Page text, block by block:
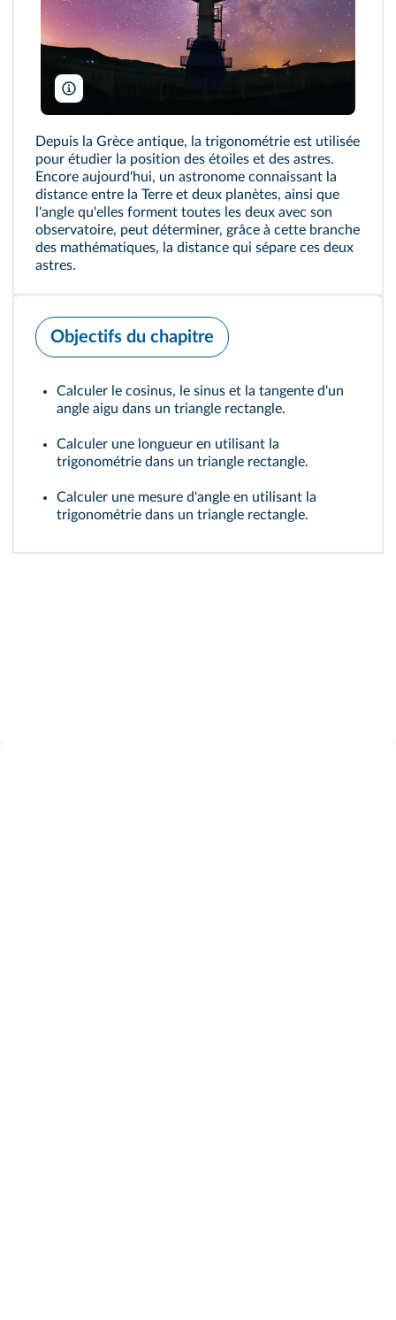
Depuis la Grèce antique, la trigonométrie est utilisée
pour étudier la position des étoiles et des astres.
Encore aujourd'hui, un astronome connaissant la
distance entre la Terre et deux planètes, ainsi que
l'angle qu'elles forment toutes les deux avec son
observatoire, peut déterminer, grâce à cette branche
des mathématiques, la distance qui sépare ces deux
astres.
Objectifs du chapitre
Calculer le cosinus, le sinus et la tangente d'un
angle aigu dans un triangle rectangle.
Calculer une longueur en utilisant la
trigonométrie dans un triangle rectangle.
Calculer une mesure d'angle en utilisant la
trigonométrie dans un triangle rectangle.